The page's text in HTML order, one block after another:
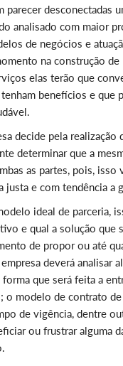
parecer desconectadas
analisado com maior
de negócios e
na construção
elas terão que
benefícios e que
decide pela realização
determinar que a
as partes, pois, isso
justa e com tendência a
ideal de parceria,
e qual a solução que
de propor ou até
deverá analisar
que será feita a
o modelo de contrato de
de vigência, dentre
ou frustrar alguma